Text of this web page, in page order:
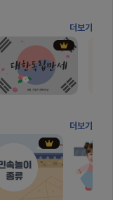
더보기
더보기